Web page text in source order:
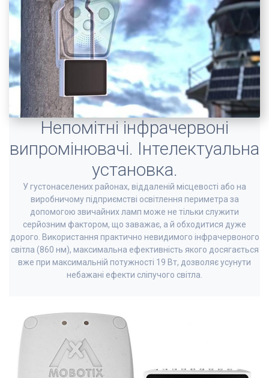
Непомітні інфрачервоні
випромінювачі. Інтелектуальна
установка.
У густонаселених районах, віддаленій місцевості або на
виробничому підприємстві освітлення периметра за
допомогою звичайних ламп може не тільки служити
серйозним фактором, що заважає, а й обходитися дуже
дорого. Використання практично невидимого інфрачервоного
світла (860 нм), максимальна ефективність якого досягається
вже при максимальній потужності 19 Вт, дозволяє усунути
небажані ефекти сліпучого світла.